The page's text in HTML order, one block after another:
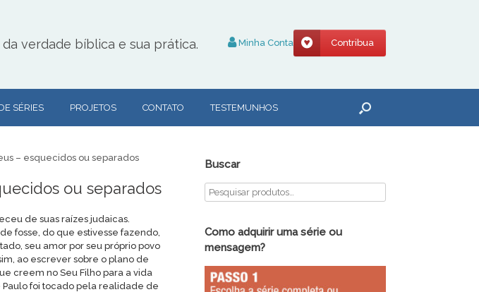
verdade bíblica e sua prática. Minha Conta Contribua
SÉRIES PROJETOS CONTATO TESTEMUNHOS
– esquecidos ou separados
ou separados
de suas raízes judaicas.
fosse, do que estivesse fazendo,
seu amor por seu próprio povo
ao escrever sobre o plano de
creem no Seu Filho para a vida
foi tocado pela realidade de
Buscar
Como adquirir uma série ou
mensagem?